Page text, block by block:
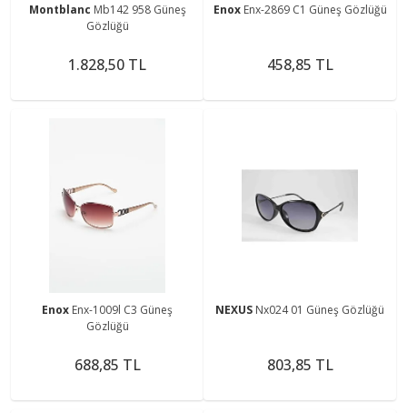
Montblanc Mb142 958 Güneş
Gözlüğü
1.828,50 TL
Enox Enx-2869 C1 Güneş Gözlüğü
458,85 TL
Enox Enx-1009l C3 Güneş
Gözlüğü
688,85 TL
NEXUS Nx024 01 Güneş Gözlüğü
803,85 TL